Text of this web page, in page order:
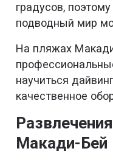
градусов,
подводный мир
На пляжах
научиться
качественное
Макади-Бей